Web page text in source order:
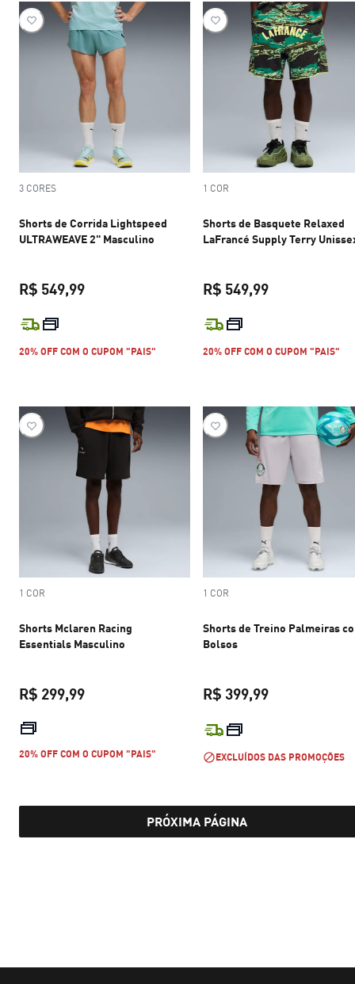
3 CORES
Shorts de Corrida Lightspeed
ULTRAWEAVE 2" Masculino
R$ 549,99
preço atual R$ 549,99
20% OFF COM O CUPOM "PAIS"
1 COR
Shorts de Basquete Relaxed
LaFrancé Supply Terry
R$ 549,99
20% OFF COM O CUPOM "PAIS"
1 COR
Shorts Mclaren Racing
Essentials Masculino
R$ 299,99
preço atual R$ 299,99
20% OFF COM O CUPOM "PAIS"
1 COR
Shorts de Treino Palmeiras
Bolsos
R$ 399,99
EXCLUÍDOS DAS PROMOÇÕES
PRÓXIMA PÁGINA